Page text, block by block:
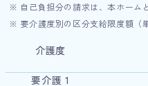
※ 自己負担分の請求は、本ホーム
※ 要介護度別の区分支給限度額（
介護度
要介護 1